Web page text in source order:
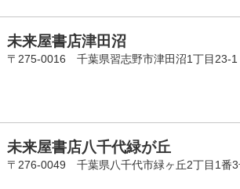
未来屋書店津田沼
〒275-0016 千葉県習志野市津田沼1丁目23-1
未来屋書店八千代緑が丘
〒276-0049 千葉県八千代市緑ヶ丘2丁目1番3